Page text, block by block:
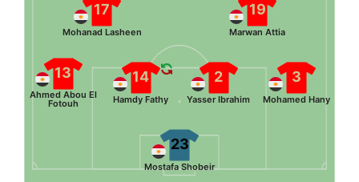
23
Mostafa Shobeir
13
Ahmed Abou El
Fotouh
14
Hamdy Fathy
2
Yasser Ibrahim
3
Mohamed Hany
17
Mohanad Lasheen
19
Marwan Attia